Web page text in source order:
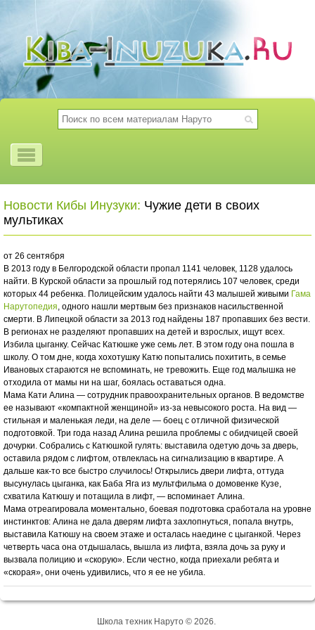
Новости Кибы Инузуки: Чужие дети в своих
мультиках
от 26 сентября
В 2013 году в Белгородской области пропал 1141 человек, 1128 удалось
найти. В Курской области за прошлый год потерялись 107 человек, среди
которых 44 ребенка. Полицейским удалось найти 43 малышей живыми Гама
Нарутопедия, одного нашли мертвым без признаков насильственной
смерти. В Липецкой области за 2013 год найдены 187 пропавших без вести.
В регионах не разделяют пропавших на детей и взрослых, ищут всех.
Избила цыганку. Сейчас Катюшке уже семь лет. В этом году она пошла в
школу. О том дне, когда хохотушку Катю попытались похитить, в семье
Ивановых стараются не вспоминать, не тревожить. Еще год малышка не
отходила от мамы ни на шаг, боялась оставаться одна.
Мама Кати Алина — сотрудник правоохранительных органов. В ведомстве
ее называют «компактной женщиной» из-за невысокого роста. На вид —
стильная и маленькая леди, на деле — боец с отличной физической
подготовкой. Три года назад Алина решила проблемы с обидчицей своей
дочурки. Собрались с Катюшкой гулять: выставила одетую дочь за дверь,
оставила рядом с лифтом, отвлеклась на сигнализацию в квартире. А
дальше как-то все быстро случилось! Открылись двери лифта, оттуда
высунулась цыганка, как Баба Яга из мультфильма о домовенке Кузе,
схватила Катюшу и потащила в лифт, — вспоминает Алина.
Мама отреагировала моментально, боевая подготовка сработала на уровне
инстинктов: Алина не дала дверям лифта захлопнуться, попала внутрь,
выставила Катюшу на своем этаже и осталась наедине с цыганкой. Через
четверть часа она отдышалась, вышла из лифта, взяла дочь за руку и
вызвала полицию и «скорую». Если честно, когда приехали ребята и
«скорая», они очень удивились, что я ее не убила.
Школа техник Наруто © 2026.